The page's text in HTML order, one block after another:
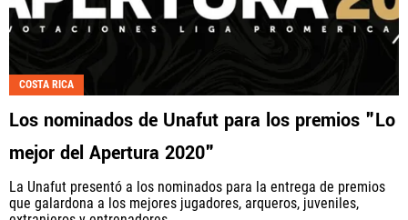
COSTA RICA
Los nominados de Unafut para los premios "Lo
mejor del Apertura 2020"
La Unafut presentó a los nominados para la entrega de premios
que galardona a los mejores jugadores, arqueros, juveniles,